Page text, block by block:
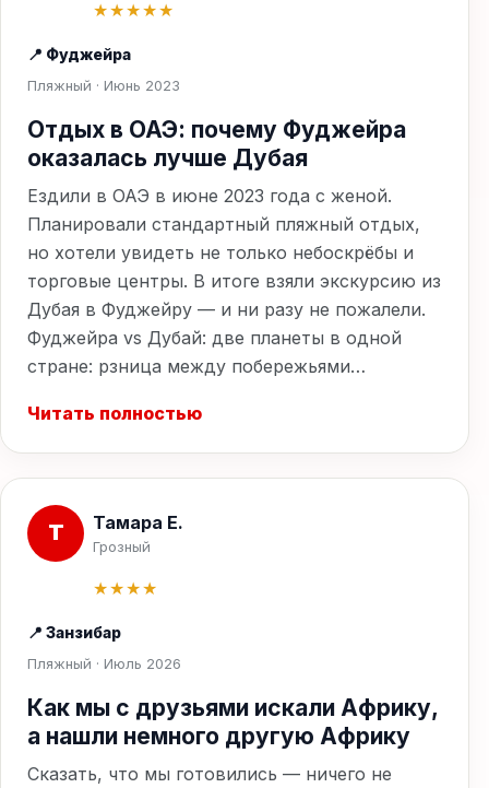
★★★★★
📍 Фуджейра
Пляжный · Июнь 2023
Отдых в ОАЭ: почему Фуджейра
оказалась лучше Дубая
Ездили в ОАЭ в июне 2023 года с женой.
Планировали стандартный пляжный отдых,
но хотели увидеть не только небоскрёбы и
торговые центры. В итоге взяли экскурсию из
Дубая в Фуджейру — и ни разу не пожалели.
Фуджейра vs Дубай: две планеты в одной
стране: рзница между побережьями…
Читать полностью
Т Тамара Е.
Грозный
★★★★
📍 Занзибар
Пляжный · Июль 2026
Как мы с друзьями искали Африку,
а нашли немного другую Африку
Сказать, что мы готовились — ничего не